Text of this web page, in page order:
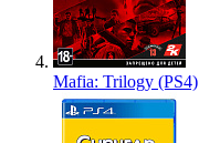
Mafia: Trilogy (PS4)